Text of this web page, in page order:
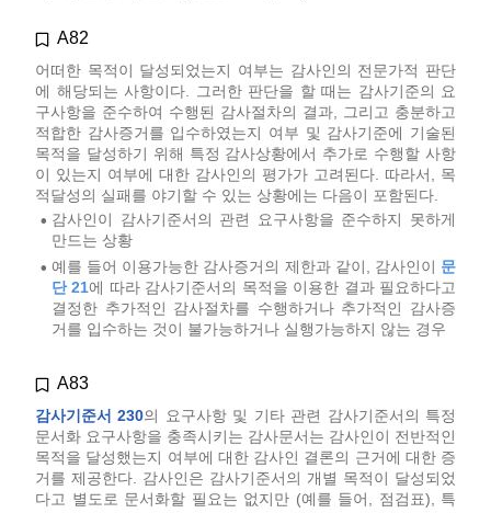
A82
어떠한 목적이 달성되었는지 여부는 감사인의 전문가적 판단
에 해당되는 사항이다. 그러한 판단을 할 때는 감사기준의 요
구사항을 준수하여 수행된 감사절차의 결과, 그리고 충분하고
적합한 감사증거를 입수하였는지 여부 및 감사기준에 기술된
목적을 달성하기 위해 특정 감사상황에서 추가로 수행할 사항
이 있는지 여부에 대한 감사인의 평가가 고려된다. 따라서, 목
적달성의 실패를 야기할 수 있는 상황에는 다음이 포함된다.
• 감사인이 감사기준서의 관련 요구사항을 준수하지 못하게
만드는 상황
• 예를 들어 이용가능한 감사증거의 제한과 같이, 감사인이 문
단 21에 따라 감사기준서의 목적을 이용한 결과 필요하다고
결정한 추가적인 감사절차를 수행하거나 추가적인 감사증
거를 입수하는 것이 불가능하거나 실행가능하지 않는 경우
A83
감사기준서 230의 요구사항 및 기타 관련 감사기준서의 특정
문서화 요구사항을 충족시키는 감사문서는 감사인이 전반적인
목적을 달성했는지 여부에 대한 감사인 결론의 근거에 대한 증
거를 제공한다. 감사인은 감사기준서의 개별 목적이 달성되었
다고 별도로 문서화할 필요는 없지만 (예를 들어, 점검표), 특